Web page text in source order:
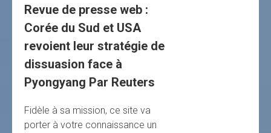
Revue de presse web :
Corée du Sud et USA
revoient leur stratégie de
dissuasion face à
Pyongyang Par Reuters
Fidèle à sa mission, ce site va
porter à votre connaissance un